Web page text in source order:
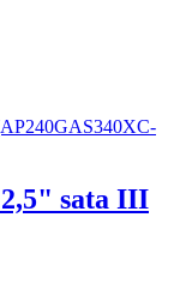
2,5" sata III